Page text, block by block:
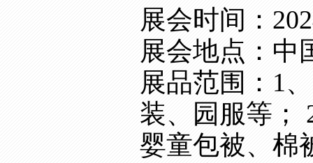
展会时间：
展会地点：中
展品范围：1
装、园服等；
婴童包被、棉